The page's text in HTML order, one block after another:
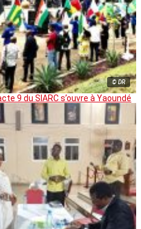
© DR
9 du SIARC s’ouvre à Yaoundé